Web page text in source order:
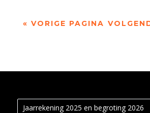
« VORIGE PAGINA
Jaarrekening 2025 en begroting 2026